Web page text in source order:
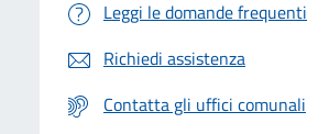
Leggi le domande frequenti
Richiedi assistenza
Contatta gli uffici comunali